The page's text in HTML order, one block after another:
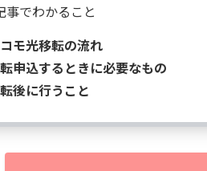
事でわかること
モ光移転の流れ
申込するときに必要なもの
後に行うこと